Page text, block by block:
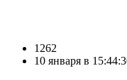
1262
10 января в